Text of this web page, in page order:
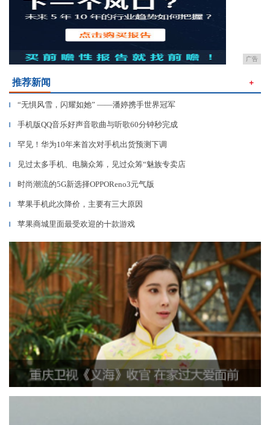
广告
推荐新闻 ＋
▎ “无惧风雪，闪耀如她” ——潘婷携手世界冠军
▎ 手机版QQ音乐好声音歌曲与听歌60分钟秒完成
▎ 罕见！华为10年来首次对手机出货预测下调
▎ 见过太多手机、电脑众筹，见过众筹“魅族专卖店
▎ 时尚潮流的5G新选择OPPOReno3元气版
▎ 苹果手机此次降价，主要有三大原因
▎ 苹果商城里面最受欢迎的十款游戏